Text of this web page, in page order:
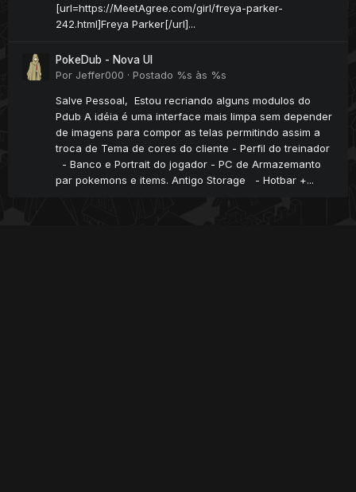
[url=https://MeetAgree.com/girl/freya-parker-
242.html]Freya Parker[/url]...
PokeDub - Nova UI
Por Jeffer000 · Postado %s às %s
Salve Pessoal, Estou recriando alguns modulos do
Pdub A idéia é uma interface mais limpa sem depender
de imagens para compor as telas permitindo assim a
troca de Tema de cores do cliente - Perfil do treinador
- Banco e Portrait do jogador - PC de Armazemanto
par pokemons e items. Antigo Storage - Hotbar +...